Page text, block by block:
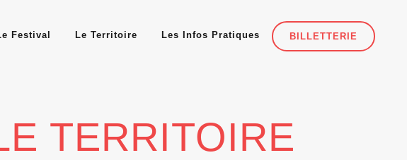
Festival Le Territoire Les Infos Pratiques BILLETTERIE
TERRITOIRE